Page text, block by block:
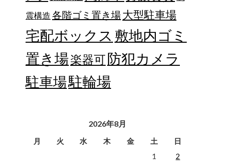
震構造各階ゴミ置き場大型駐車場
宅配ボックス 敷地内ゴミ
置き場楽器可防犯カメラ
駐車場駐輪場
2026年8月
月 火 水 木 金 土
日
1
2